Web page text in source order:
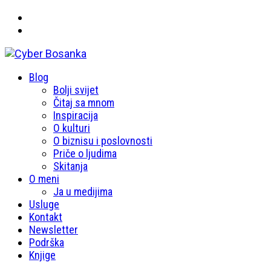
Cyber Bosanka
Primary
Blog
Bolji svijet
Čitaj sa mnom
Inspiracija
O kulturi
O biznisu i poslovnosti
Priče o ljudima
Skitanja
O meni
Ja u medijima
Usluge
Kontakt
Newsletter
Podrška
Knjige